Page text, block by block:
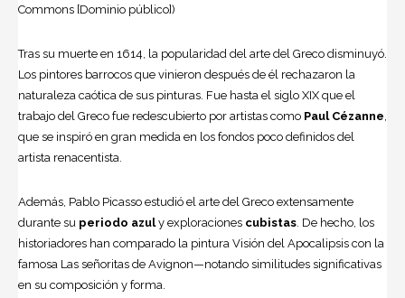
Commons [Dominio público])
Tras su muerte en 1614, la popularidad del arte del Greco disminuyó.
Los pintores barrocos que vinieron después de él rechazaron la
naturaleza caótica de sus pinturas. Fue hasta el siglo XIX que el
trabajo del Greco fue redescubierto por artistas como Paul Cézanne,
que se inspiró en gran medida en los fondos poco definidos del
artista renacentista.
Además, Pablo Picasso estudió el arte del Greco extensamente
durante su periodo azuly exploraciones cubistas. De hecho, los
historiadores han comparado la pintura Visión del Apocalipsis con la
famosa Las señoritas de Avignon—notando similitudes significativas
en su composición y forma.